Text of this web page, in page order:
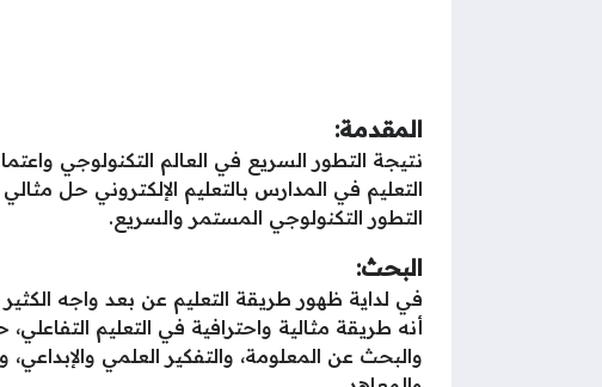
المقدمة:
نتيجة التطور السريع في العالم التكنولوجي
التعليم في المدارس بالتعليم الإلكتروني حل
التطور التكنولوجي المستمر والسريع.
البحث:
في لداية ظهور طريقة التعليم عن بعد واجه
أنه طريقة مثالية واحترافية في التعليم
والبحث عن المعلومة، والتفكير العلمي